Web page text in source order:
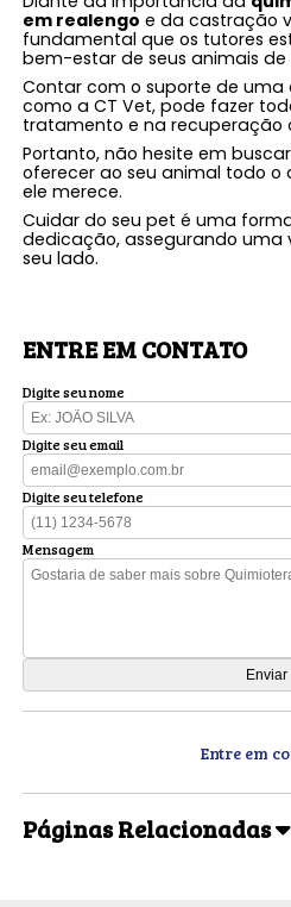
em realengo e da castração
fundamental que os tutores
bem-estar de seus animais
Contar com o suporte de uma
como a CT Vet, pode fazer
tratamento e na recuperação
Portanto, não hesite em
oferecer ao seu animal todo o
ele merece.
Cuidar do seu pet é uma
dedicação, assegurando uma
seu lado.
ENTRE EM CONTATO
Digite seu nome
Digite seu email
Digite seu telefone
Mensagem
Entre em
Páginas Relacionadas